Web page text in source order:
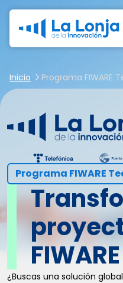
Inicio Programa FIWARE
Programa FIWARE
FIWARE
¿Buscas una solución